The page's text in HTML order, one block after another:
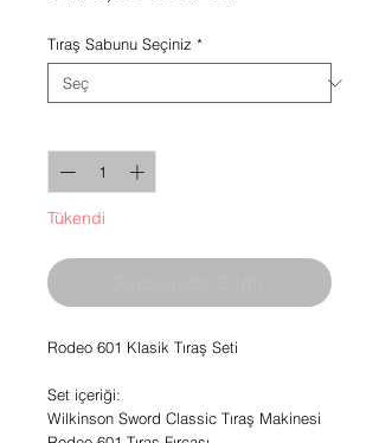
Tıraş Sabunu Seçiniz *
Tükendi
Rodeo 601 Klasik Tıraş Seti
Set içeriği:
Wilkinson Sword Classic Tıraş Makinesi